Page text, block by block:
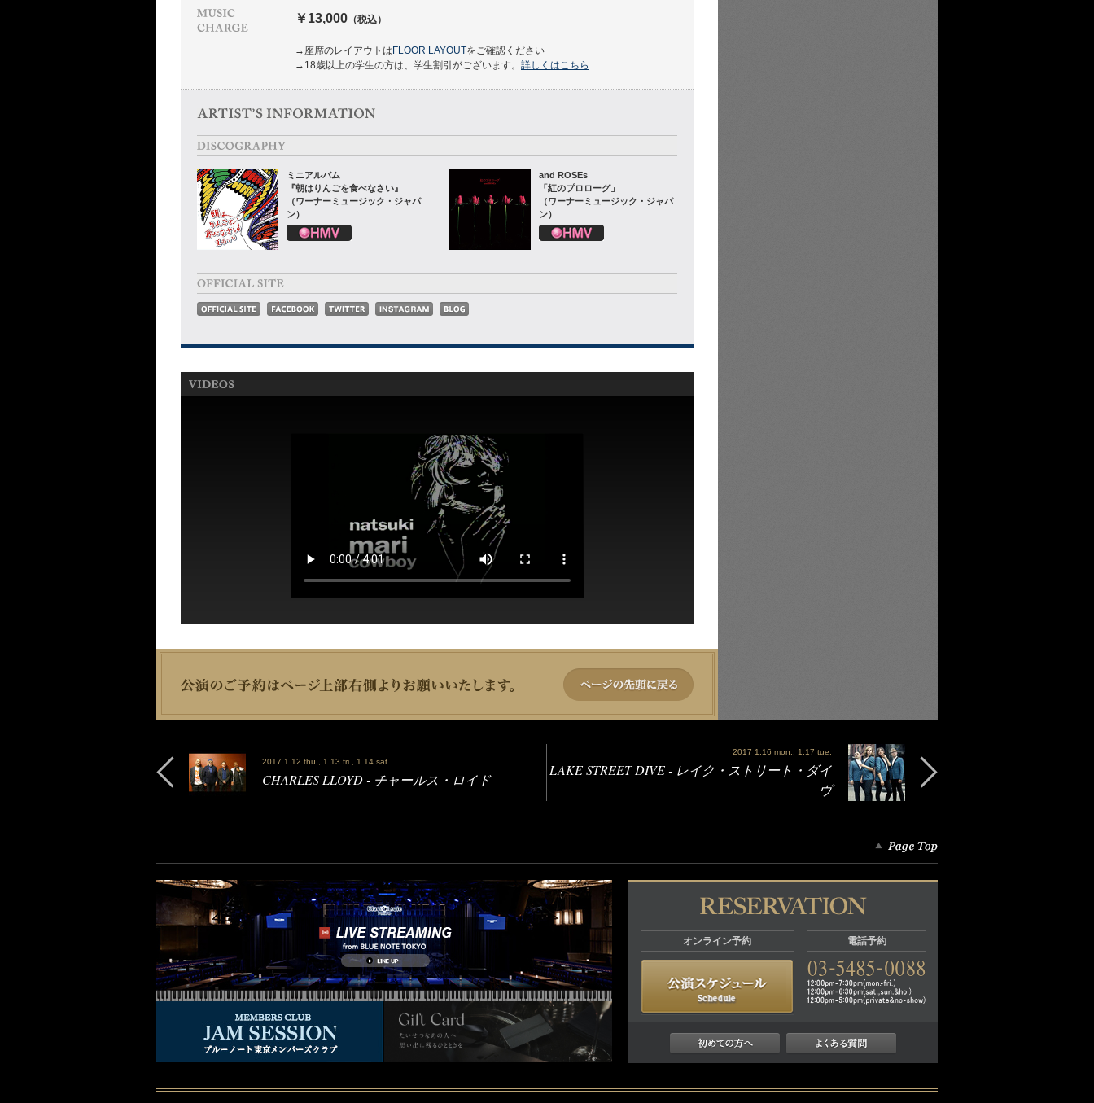
￥13,000 （税込）
→座席のレイアウトは FLOOR LAYOUTをご確認ください
→18歳以上の学生の方は、学生割引がございます。 詳しくはこちら
ミニアルバム
『朝はりんごを食べなさい』
（ワーナーミュージック・ジャパ
ン）
and ROSEs
「紅のプロローグ」
（ワーナーミュージック・ジャパ
ン）
2017 1.12 thu., 1.13 fri., 1.14 sat.
CHARLES LLOYD - チャールス・ロイド
2017 1.16 mon., 1.17 tue.
LAKE STREET DIVE - レイク・ストリート・ダイ
ヴ
オンライン予約 電話予約